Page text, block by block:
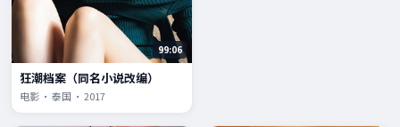
99:06
狂潮档案（同名小说改编）
电影 · 泰国 · 2017